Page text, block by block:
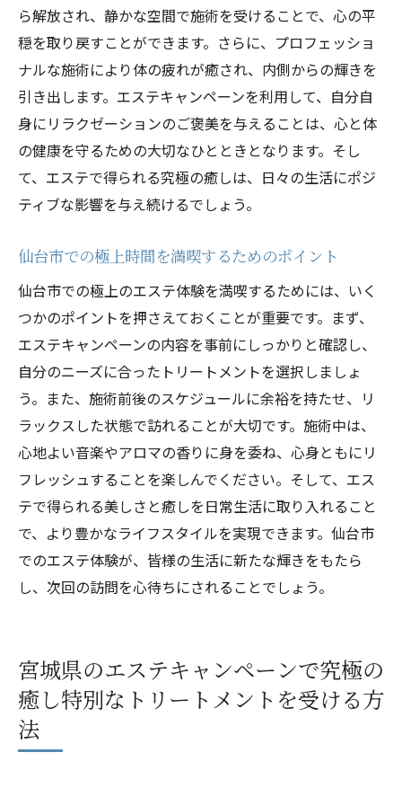
ら解放され、静かな空間で施術を受けることで、心の平
穏を取り戻すことができます。さらに、プロフェッショ
ナルな施術により体の疲れが癒され、内側からの輝きを
引き出します。エステキャンペーンを利用して、自分自
身にリラクゼーションのご褒美を与えることは、心と体
の健康を守るための大切なひとときとなります。そし
て、エステで得られる究極の癒しは、日々の生活にポジ
ティブな影響を与え続けるでしょう。
仙台市での極上時間を満喫するためのポイント
仙台市での極上のエステ体験を満喫するためには、いく
つかのポイントを押さえておくことが重要です。まず、
エステキャンペーンの内容を事前にしっかりと確認し、
自分のニーズに合ったトリートメントを選択しましょ
う。また、施術前後のスケジュールに余裕を持たせ、リ
ラックスした状態で訪れることが大切です。施術中は、
心地よい音楽やアロマの香りに身を委ね、心身ともにリ
フレッシュすることを楽しんでください。そして、エス
テで得られる美しさと癒しを日常生活に取り入れること
で、より豊かなライフスタイルを実現できます。仙台市
でのエステ体験が、皆様の生活に新たな輝きをもたら
し、次回の訪問を心待ちにされることでしょう。
宮城県のエステキャンペーンで究極の
癒し特別なトリートメントを受ける方
法